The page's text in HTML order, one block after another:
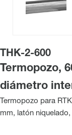
THK-2-600
Termopozo,
diámetro
Termopozo para
mm, latón